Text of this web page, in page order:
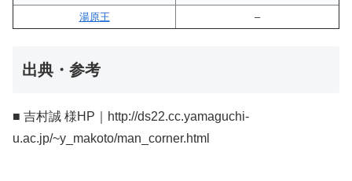
湯原王
–
出典・参考
■ 吉村誠 様HP｜http://ds22.cc.yamaguchi-
u.ac.jp/~y_makoto/man_corner.html